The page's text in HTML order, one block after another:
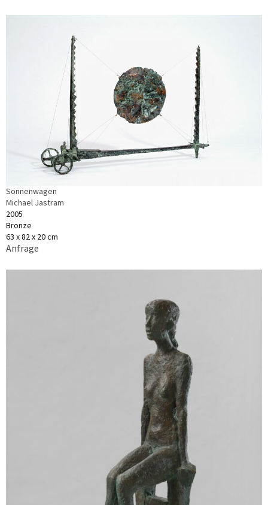
Sonnenwagen
Michael Jastram
2005
Bronze
63 x 82 x 20 cm
Anfrage